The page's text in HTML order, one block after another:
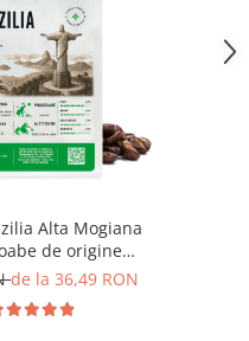
Alta Mogiana
de origine
prăjită
de la 36,49 RON